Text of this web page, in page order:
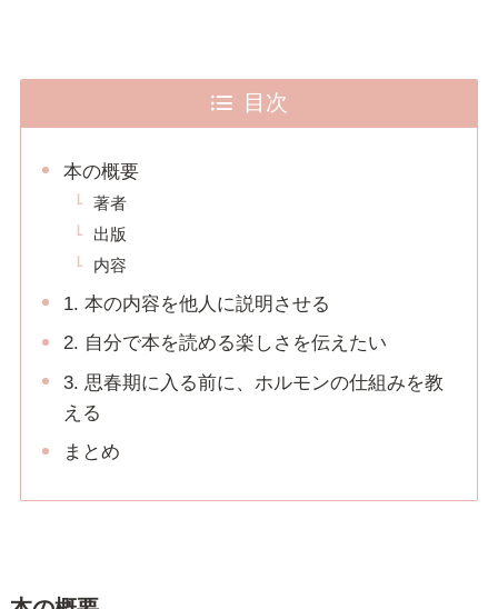
目次
本の概要
著者
出版
内容
1. 本の内容を他人に説明させる
2. 自分で本を読める楽しさを伝えたい
3. 思春期に入る前に、ホルモンの仕組みを教
える
まとめ